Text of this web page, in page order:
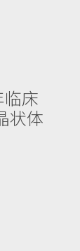
床
状体